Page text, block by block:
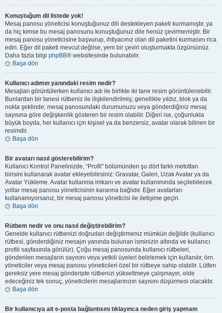
Konuştuğum dil listede yok!
Mesaj panosu yöneticisi konuştuğunuz dili destekleyen paketi kurmamıştır, ya
da hiç kimse bu mesaj panosunu konuştuğunuz dile henüz çevirmemiştir. Bir
mesaj panosu yöneticisine başvurup, ihtiyacınız olan dil paketini kurmasını rica
edin. Eğer dil paketi mevcut değilse, yeni bir çeviri oluşturmakta özgürsünüz.
Daha fazla bilgi phpBB® websitesinde bulunabilir.
Başa dön
Kullanıcı adımın yanındaki resim nedir?
Mesajları görüntülerken kullanıcı adı ile birlikte iki tane resim görüntülenebilir.
Bunlardan bir tanesi rütbeniz ile ilişkilendirilmiş; genellikle yıldız, blok ya da
nokta şeklinde; mesaj panosundaki durumunuzu veya gönderdiğiniz mesaj
sayısına göre değişkenlik gösteren bir resim olabilir. Diğeri ise, çoğunlukla
büyük boyda, her kullanıcı için kişisel ya da benzersiz, avatar olarak bilinen bir
resimdir.
Başa dön
Bir avatarı nasıl gösterebilirim?
Kullanıcı Kontrol Panelinizde, “Profil” bölümünden şu dört farklı metottan
birisini kullanarak avatar ekleyebilirsiniz: Gravatar, Galeri, Uzak Avatar ya da
Avatar Yükleme. Avatar kullanma imkanı ve avatar kullanımında seçilebilecek
yollar mesaj panosu yöneticisinin kararına bağlıdır. Eğer avatarları
kullanamıyorsanız, bir mesaj panosu yöneticisi ile iletişime geçin.
Başa dön
Rütbem nedir ve onu nasıl değiştirebilirim?
Genelde kullanıcı rütbenizi doğrudan değiştirmeniz mümkün değildir (kullanıcı
rütbesi, gönderdiğiniz mesajın yanında bulunan isminizin altında ve kullanıcı
profili sayfasında görülür). Çoğu mesaj panosunda kullanıcı rütbeleri,
gönderilen mesajların sayısını veya yetkili üyeleri belirlemek için kullanılır, örn.
yöneticiler veya mesaj panosu yöneticileri özel bir rütbeye sahip olabilir. Lütfen
gereksiz yere mesaj gönderipte rütbenizi yükseltmeye çalışmayın, elde
edeceğiniz tek sonuç, yöneticilerin mesajlarınızın sayısını düşürmesi olacaktır.
Başa dön
Bir kullanıcıya ait e-posta bağlantısını tıklayınca neden giriş yapmam